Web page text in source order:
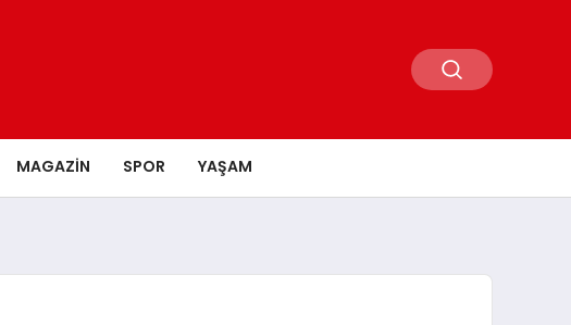
MAGAZIN SPOR YAŞAM